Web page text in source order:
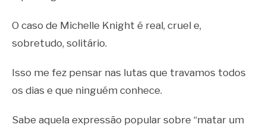
O caso de Michelle Knight é real, cruel e,
sobretudo, solitário.
Isso me fez pensar nas lutas que travamos todos
os dias e que ninguém conhece.
Sabe aquela expressão popular sobre “matar um